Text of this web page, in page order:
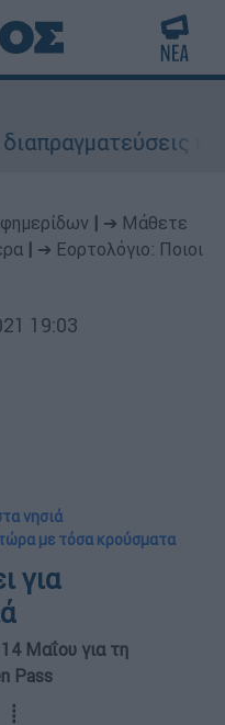
και
➔ Μάθετε
➔ Εορτολόγιο: Ποιοι
19:03
νησιά
τώρα με τόσα κρούσματα
για
Μαΐου για τη
Pass
┋